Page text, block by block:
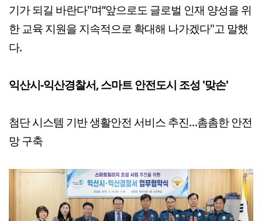
기가 되길 바란다"며“앞으로도 글로벌 인재 양성을 위
한 교육 지원을 지속적으로 확대해 나가겠다"고 말했
다.
익산시-익산경찰서, 스마트 안전도시 조성 '맞손'
첨단 시스템 기반 생활안전 서비스 추진…촘촘한 안전
망 구축